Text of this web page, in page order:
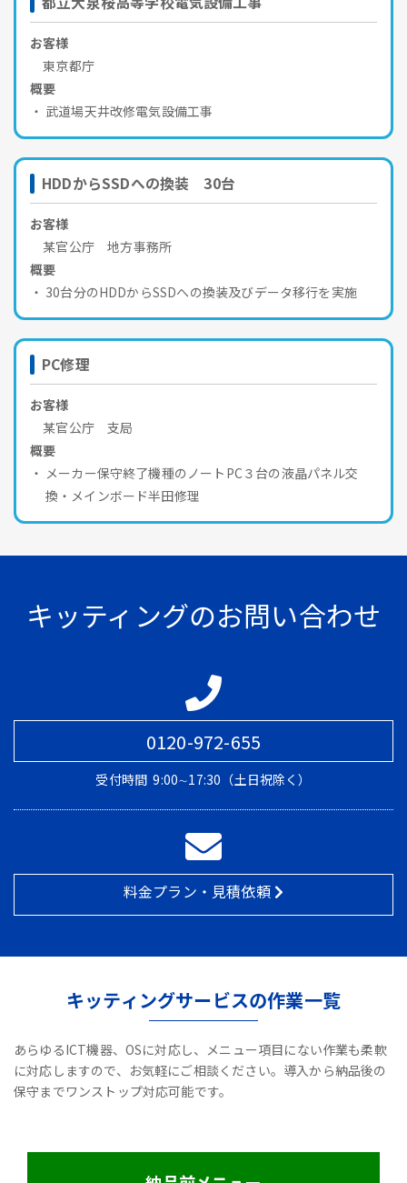
お客様
東京都庁
概要
武道場天井改修電気設備工事
HDDからSSDへの換装 30台
お客様
某官公庁 地方事務所
概要
30台分のHDDからSSDへの換装及びデータ移行を実施
PC修理
お客様
某官公庁 支局
概要
メーカー保守終了機種のノートPC３台の液晶パネル交
換・メインボード半田修理
キッティングのお問い合わせ
0120-972-655
受付時間 9:00∼17:30（土日祝除く）
料金プラン・見積依頼
キッティングサービスの作業一覧
あらゆるICT機器、OSに対応し、メニュー項目にない作業も柔軟
に対応しますので、お気軽にご相談ください。導入から納品後の
保守までワンストップ対応可能です。